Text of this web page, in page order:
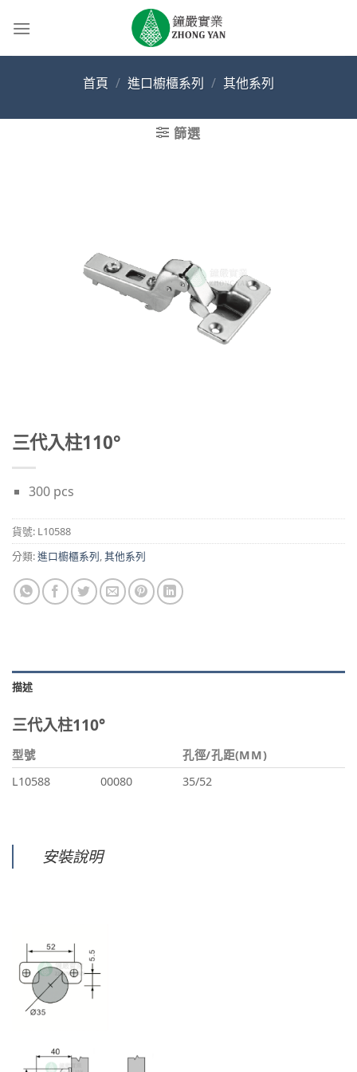
首頁 / 進口櫥櫃系列 / 其他系列
篩選
三代入柱110°
300 pcs
貨號: L10588
分類:進口櫥櫃系列,其他系列
描述
三代入柱110°
型號
孔徑/孔距(MM)
L10588
00080 35/52
安裝說明